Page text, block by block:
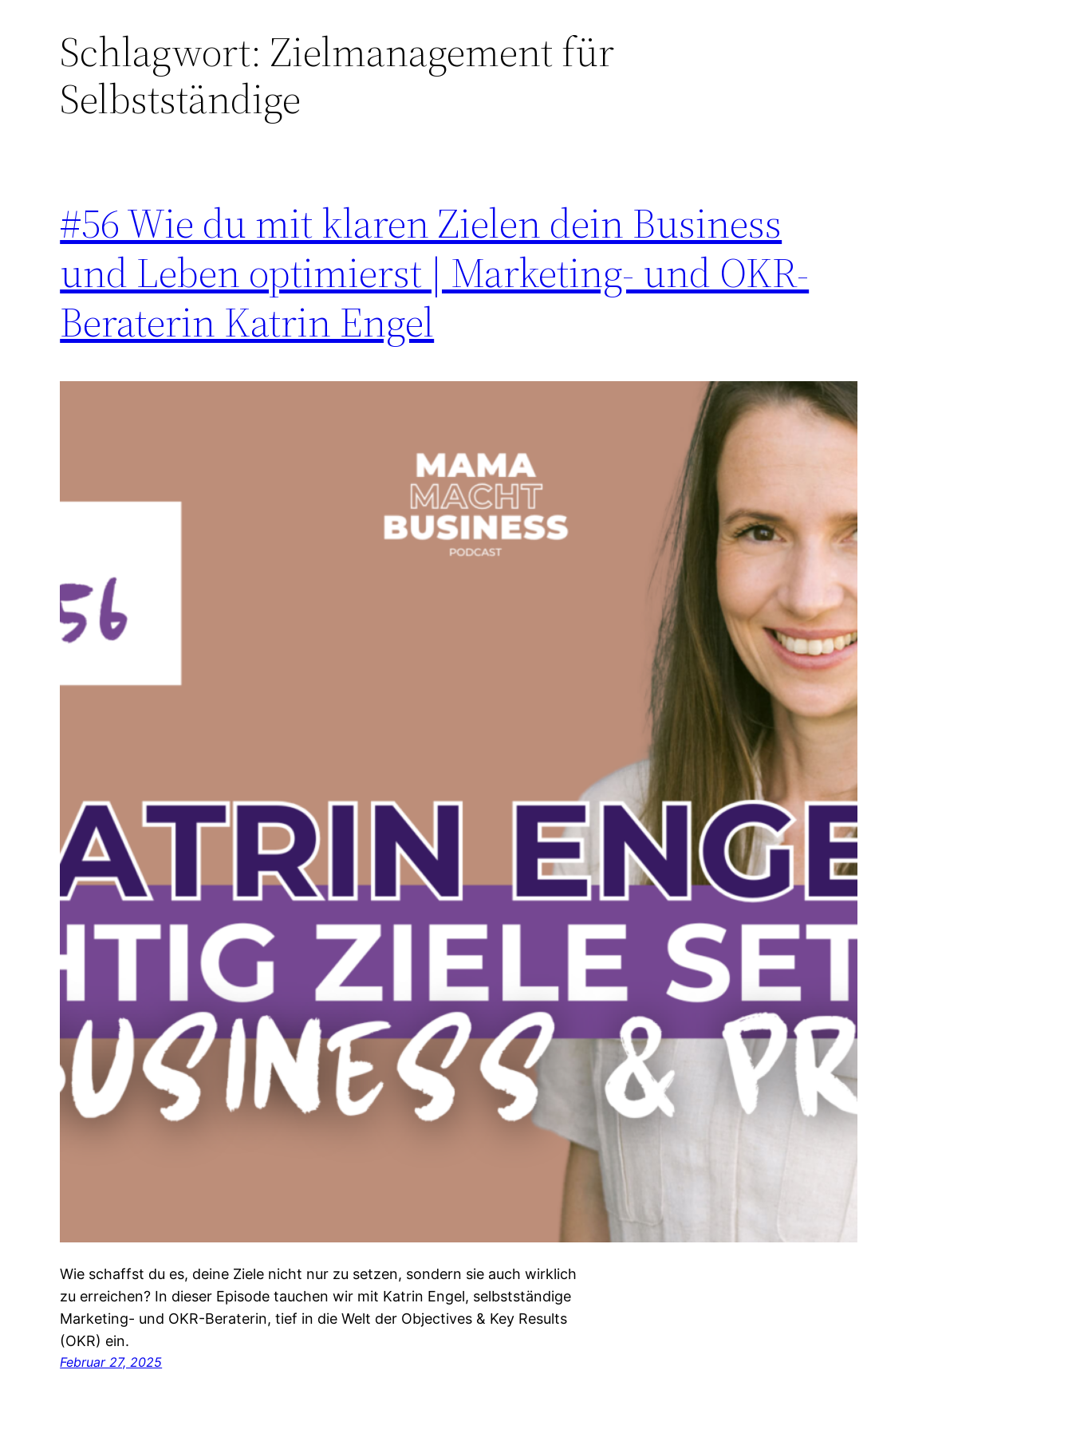
springen
Schlagwort: Zielmanagement für
Selbstständige
#56 Wie du mit klaren Zielen dein Business
und Leben optimierst | Marketing- und OKR-
Beraterin Katrin Engel
Wie schaffst du es, deine Ziele nicht nur zu setzen, sondern sie auch wirklich
zu erreichen? In dieser Episode tauchen wir mit Katrin Engel, selbstständige
Marketing- und OKR-Beraterin, tief in die Welt der Objectives & Key Results
(OKR) ein.
Februar 27, 2025